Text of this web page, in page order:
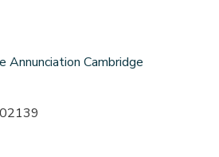
Annunciation Cambridge
02139